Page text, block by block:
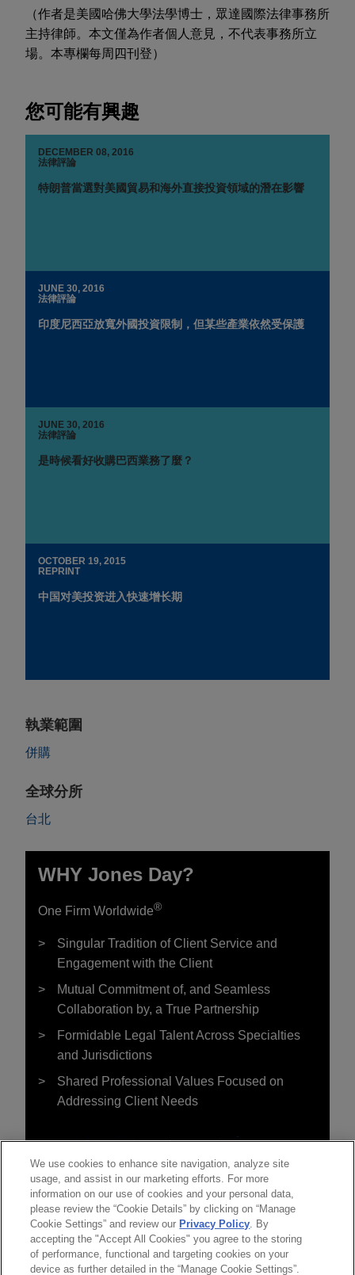
（作者是美國哈佛大學法學博士，眾達國際法律事務所
主持律師。本文僅為作者個人意見，不代表事務所立
場。本專欄每周四刊登）
您可能有興趣
DECEMBER 08, 2016
法律評論
特朗普當選對美國貿易和海外直接投資領域的潛在影響
JUNE 30, 2016
法律評論
印度尼西亞放寬外國投資限制，但某些產業依然受保護
JUNE 30, 2016
法律評論
是時候看好收購巴西業務了麼？
OCTOBER 19, 2015
REPRINT
中国对美投资进入快速增长期
執業範圍
併購
全球分所
台北
WHY Jones Day?
One Firm Worldwide®
Singular Tradition of Client Service and
Engagement with the Client
Mutual Commitment of, and Seamless
Collaboration by, a True Partnership
Formidable Legal Talent Across Specialties
and Jurisdictions
Shared Professional Values Focused on
Addressing Client Needs
We use cookies to enhance site navigation, analyze site
usage, and assist in our marketing efforts. For more
information on our use of cookies and your personal data,
please review the “Cookie Details” by clicking on “Manage
Cookie Settings” and review our Privacy Policy. By
accepting the "Accept All Cookies" you agree to the storing
of performance, functional and targeting cookies on your
device as further detailed in the “Manage Cookie Settings”.